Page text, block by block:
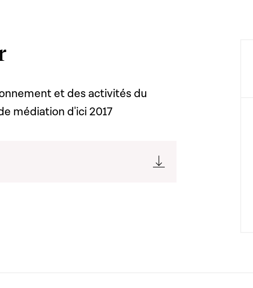
et des activités du
médiation d'ici 2017